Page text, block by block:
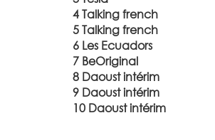
4 Talking french
5 Talking french
6 Les Ecuadors
7 BeOriginal
8 Daoust intérim
9 Daoust intérim
10 Daoust intérim